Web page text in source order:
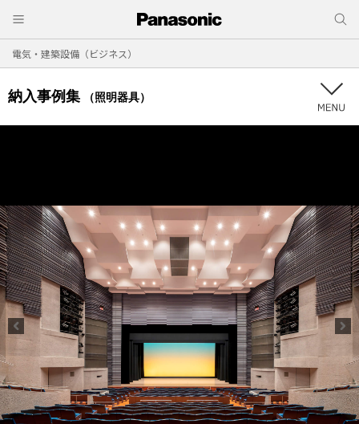
電気・建築設備（ビジネス）
納入事例集 （照明器具）